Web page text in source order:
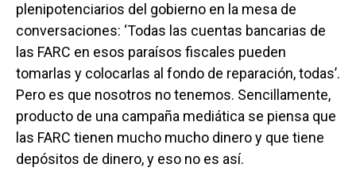
plenipotenciarios del gobierno en la mesa de
conversaciones: ‘Todas las cuentas bancarias de
las FARC en esos paraísos fiscales pueden
tomarlas y colocarlas al fondo de reparación, todas’.
Pero es que nosotros no tenemos. Sencillamente,
producto de una campaña mediática se piensa que
las FARC tienen mucho mucho dinero y que tiene
depósitos de dinero, y eso no es así.